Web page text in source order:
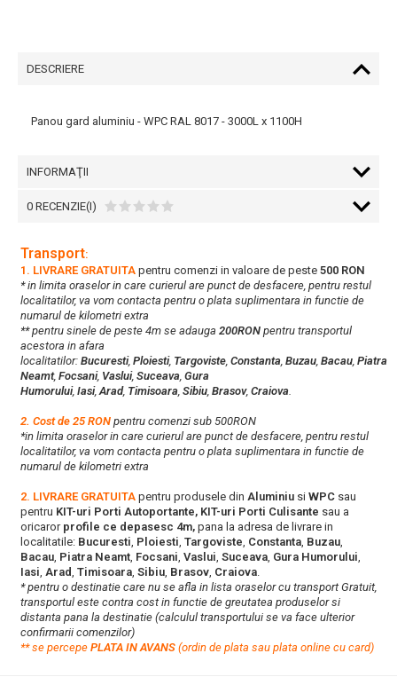
DESCRIERE
Panou gard aluminiu - WPC RAL 8017 - 3000L x 1100H
INFORMAŢII
0 RECENZIE(I)
Transport:
1. LIVRARE GRATUITA pentru comenzi in valoare de peste 500 RON
* in limita oraselor in care curierul are punct de desfacere, pentru restul
localitatilor, va vom contacta pentru o plata suplimentara in functie de
numarul de kilometri extra
** pentru sinele de peste 4m se adauga 200RON pentru transportul
acestora in afara
localitatilor: Bucuresti, Ploiesti, Targoviste, Constanta, Buzau, Bacau, Piatra
Neamt, Focsani, Vaslui, Suceava, Gura
Humorului, Iasi,Arad, Timisoara, Sibiu, Brasov, Craiova.
2. Cost de 25 RON pentru comenzi sub 500RON
*in limita oraselor in care curierul are punct de desfacere, pentru restul
localitatilor, va vom contacta pentru o plata suplimentara in functie de
numarul de kilometri extra
2. LIVRARE GRATUITA pentru produsele din Aluminiu si WPC sau
pentru KIT-uri Porti Autoportante, KIT-uri Porti Culisante sau a
oricarorprofile ce depasesc 4m, pana la adresa de livrare in
localitatile: Bucuresti, Ploiesti, Targoviste, Constanta, Buzau,
Bacau, Piatra Neamt, Focsani, Vaslui, Suceava, Gura Humorului,
Iasi, Arad, Timisoara, Sibiu, Brasov, Craiova.
* pentru o destinatie care nu se afla in lista oraselor cu transport Gratuit,
transportul este contra cost in functie de greutatea produselor si
distanta pana la destinatie (calculul transportului se va face ulterior
confirmarii comenzilor)
**se percepe PLATA IN AVANS (ordin de plata sau plata online cu card)